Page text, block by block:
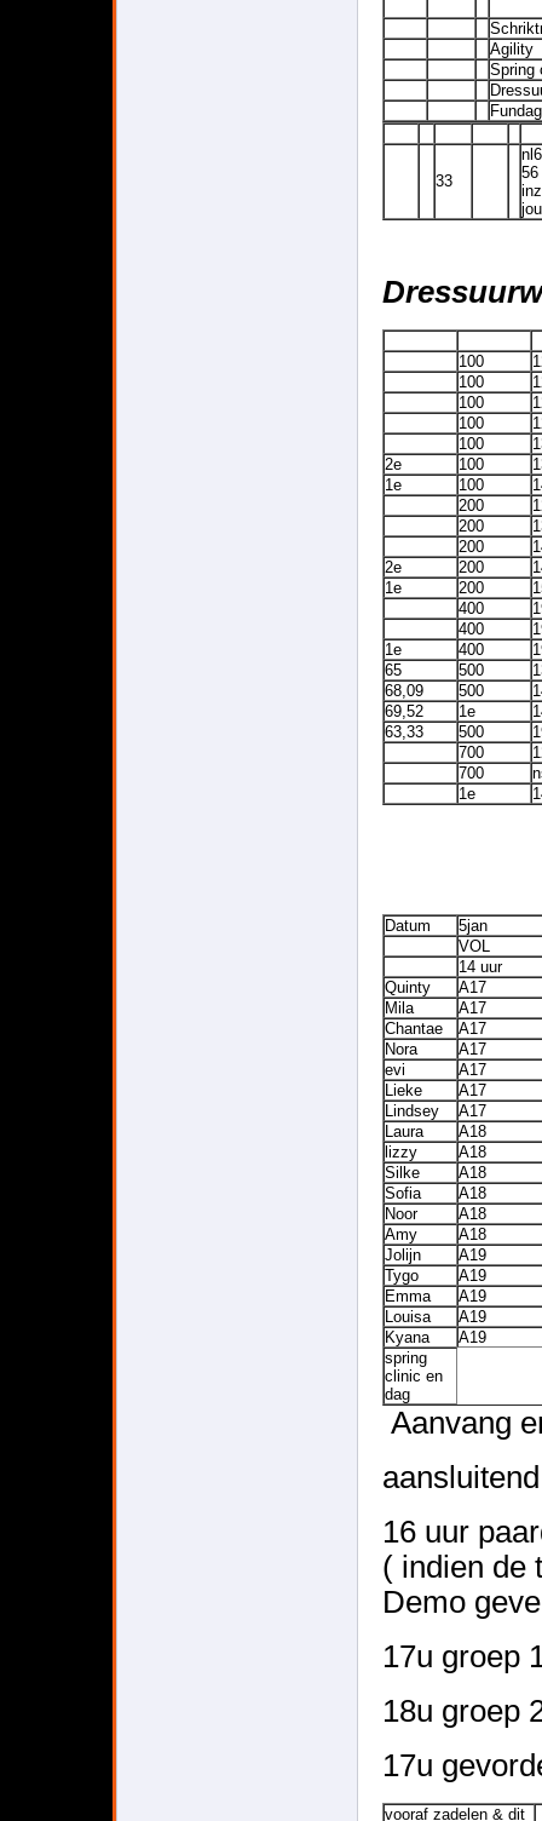
Agility
Spring
33
56
Dressuu
100
100
100
100
100
2e
100
1e
100
200
200
200
2e
200
1e
200
400
400
1e
400
65
500
68,09
500
69,52
1e
63,33
500
700
700
1e
Datum
5jan
VOL
14 uur
Quinty
A17
Mila
A17
Chantae
A17
Nora
A17
evi
A17
Lieke
A17
Lindsey
A17
Laura
A18
lizzy
A18
Silke
A18
Sofia
A18
Noor
A18
Amy
A18
Jolijn
A19
Tygo
A19
Emma
A19
Louisa
A19
Kyana
A19
spring
clinic en
dag
Aanvang
16 uur
( indien de
Demo
17u groep
18u groep
17u
vooraf zadelen & dit